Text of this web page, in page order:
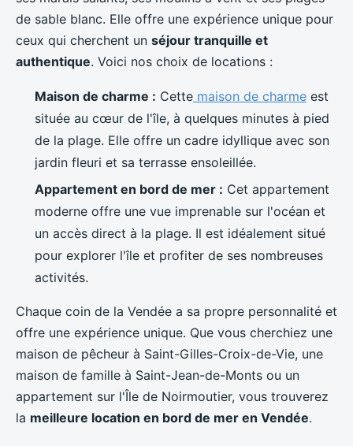
de sable blanc. Elle offre une expérience unique pour
ceux qui cherchent un séjour tranquille et
authentique. Voici nos choix de locations :
Maison de charme : Cette maison de charme est
située au cœur de l'île, à quelques minutes à pied
de la plage. Elle offre un cadre idyllique avec son
jardin fleuri et sa terrasse ensoleillée.
Appartement en bord de mer : Cet appartement
moderne offre une vue imprenable sur l'océan et
un accès direct à la plage. Il est idéalement situé
pour explorer l'île et profiter de ses nombreuses
activités.
Chaque coin de la Vendée a sa propre personnalité et
offre une expérience unique. Que vous cherchiez une
maison de pêcheur à Saint-Gilles-Croix-de-Vie, une
maison de famille à Saint-Jean-de-Monts ou un
appartement sur l'Île de Noirmoutier, vous trouverez
la meilleure location en bord de mer en Vendée.